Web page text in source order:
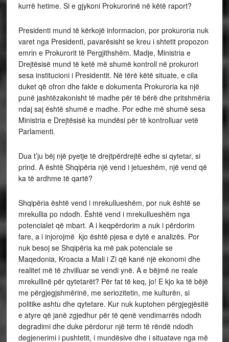
kurrë hetime. Si e gjykoni Prokurorinë në këtë raport?
Presidenti mund të kërkojë informacion, por prokuroria nuk
varet nga Presidenti, pavarësisht se kreu i shtetit propozon
emrin e Prokurorit të Pergjithshëm. Madje, Ministria e
Drejtësisë mund të ketë më shumë kontroll në prokurori
sesa institucioni i Presidentit. Në tërë këtë situate, e cila
duket që ofron dhe fakte e dokumenta Prokuroria ka një
punë jashtëzakonisht të madhe për të bërë dhe pritshmëria
ndaj saj është shumë e madhe. Por edhe më shumë sesa
Ministria e Drejtësisë ka mundësi për të kontrolluar vetë
Parlamenti.
Dua t’ju bëj një pyetje të drejtpërdrejtë edhe si qytetar, si
prind. A është Shqipëria një vend i jetueshëm, një vend që
ka të ardhme të qartë?
Shqipëria është vend i mrekullueshëm, por nuk është se
mrekullia po ndodh. Është vend i mrekullueshëm nga
potencialet që mbart. A i keqpërdorim a nuk i përdorim
fare, a i injorojmë kjo është pjesa e dytë e analizës. Por
nuk besoj se Shqipëria ka më pak potenciale se
Maqedonia, Kroacia a Mali i Zi që kanë një ekonomi dhe
realitet më të zhvilluar se vendi ynë. A e bëjmë ne reale
mrekullinë për qytetarët? Për fat të keq, jo! E kjo ka të bëjë
me përgjegjshmërinë, me seriozitetin, me kulturën, si
politike ashtu dhe qytetare. Kur nuk kuptohen përgjegjësitë
e atyre që janë zgjedhur për të qenë vendimarrës ndodh
degradimi dhe duke përdorur një term të rëndë ndodh
degjenerimi i pushtetit, i mundësive dhe i situatave nga më